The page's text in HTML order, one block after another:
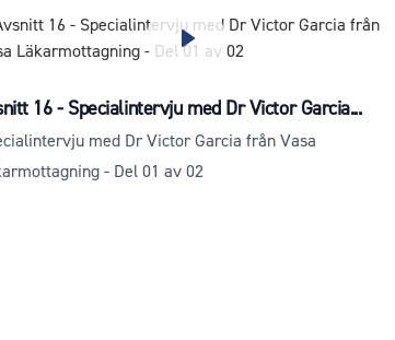
16 - Specialintervju med Dr Victor Garcia...
med Dr Victor Garcia från Vasa
- Del 01 av 02